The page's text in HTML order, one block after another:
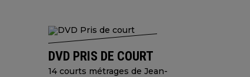
DVD PRIS DE COURT
14 courts métrages de Jean-